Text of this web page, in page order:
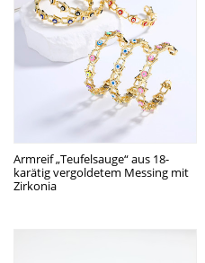
Armreif „Teufelsauge“ aus 18-
karätig vergoldetem Messing mit
Zirkonia